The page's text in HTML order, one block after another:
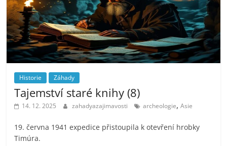
Historie Záhady
Tajemství staré knihy (8)
14. 12. 2025 zahadyazajimavosti archeologie,Asie
19. června 1941 expedice přistoupila k otevření hrobky
Timúra.